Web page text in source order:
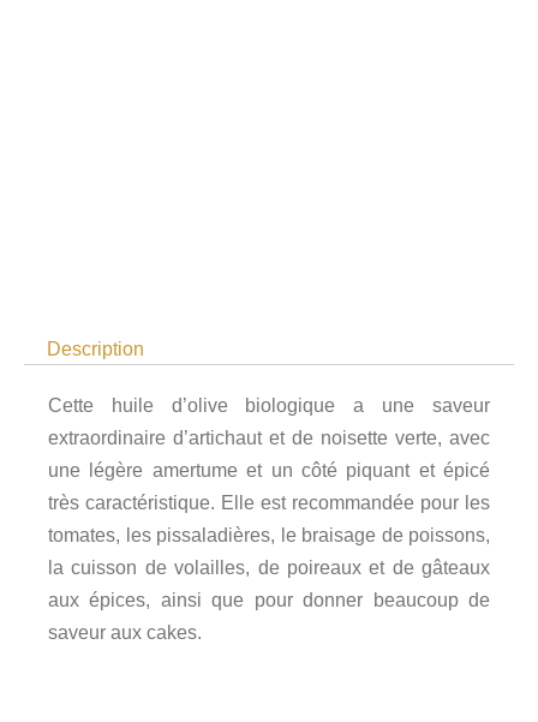
Description
Cette huile d’olive biologique a une saveur
extraordinaire d’artichaut et de noisette verte, avec
une légère amertume et un côté piquant et épicé
très caractéristique. Elle est recommandée pour les
tomates, les pissaladières, le braisage de poissons,
la cuisson de volailles, de poireaux et de gâteaux
aux épices, ainsi que pour donner beaucoup de
saveur aux cakes.